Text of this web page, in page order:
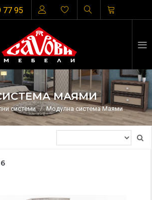
77 95
МАЯМИ
системи Модулна система Маями